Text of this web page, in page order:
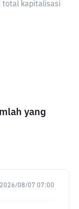
total kapitalisasi
yang
2026/08/07 07:00